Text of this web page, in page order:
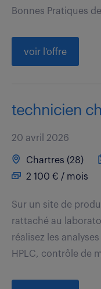
Bonnes Pratiques
voir l'offre
technicien
20 avril 2026
Chartres (28)
2 100 € / mois
Sur un site de
rattaché au
réalisez les
HPLC, contrôle de